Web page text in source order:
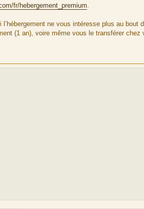
fr/hebergement_premium
ne vous intéresse plus au bout
(1 an), voire même vous le transférer chez